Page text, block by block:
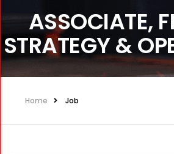
ASSOCIATE,
STRATEGY &
Home Job